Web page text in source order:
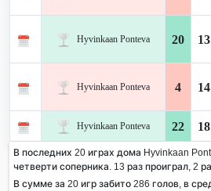
Hyvinkaan Ponteva 20 13
Hyvinkaan Ponteva 4 14
Hyvinkaan Ponteva 22 18
В последних 20 играх дома Hyvinkaan
четверти соперника. 13 раз проиграл, 2
В сумме за 20 игр забито 286 голов, в